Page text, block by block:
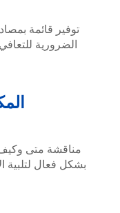
توفير قائمة
الضرورية
مناقشة متى وكيف
بشكل فعال لتلبية